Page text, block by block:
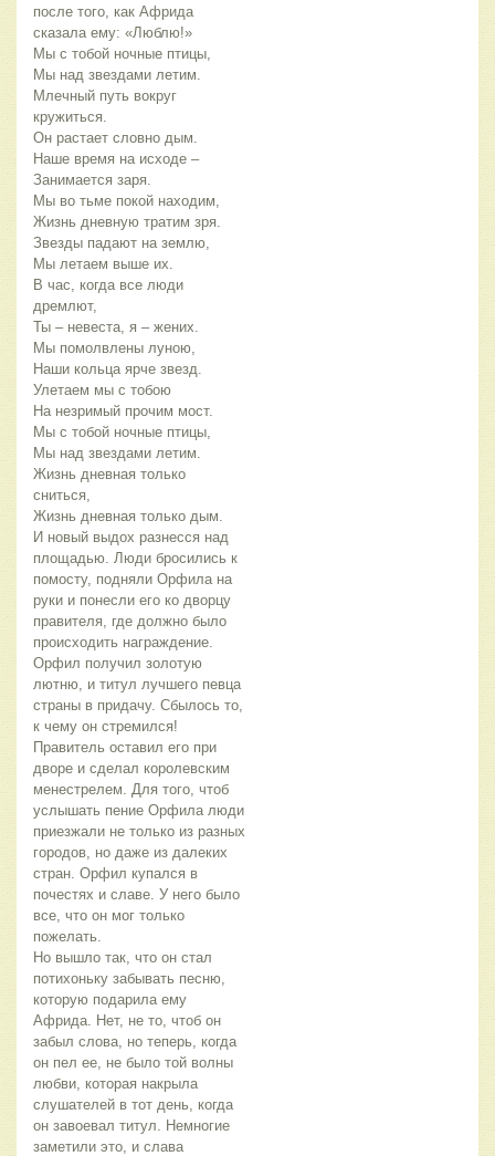
после того, как Африда
сказала ему: «Люблю!»
Мы с тобой ночные птицы,
Мы над звездами летим.
Млечный путь вокруг
кружиться.
Он растает словно дым.
Наше время на исходе –
Занимается заря.
Мы во тьме покой находим,
Жизнь дневную тратим зря.
Звезды падают на землю,
Мы летаем выше их.
В час, когда все люди
дремлют,
Ты – невеста, я – жених.
Мы помолвлены луною,
Наши кольца ярче звезд.
Улетаем мы с тобою
На незримый прочим мост.
Мы с тобой ночные птицы,
Мы над звездами летим.
Жизнь дневная только
сниться,
Жизнь дневная только дым.
И новый выдох разнесся над
площадью. Люди бросились к
помосту, подняли Орфила на
руки и понесли его ко дворцу
правителя, где должно было
происходить награждение.
Орфил получил золотую
лютню, и титул лучшего певца
страны в придачу. Сбылось то,
к чему он стремился!
Правитель оставил его при
дворе и сделал королевским
менестрелем. Для того, чтоб
услышать пение Орфила люди
приезжали не только из разных
городов, но даже из далеких
стран. Орфил купался в
почестях и славе. У него было
все, что он мог только
пожелать.
Но вышло так, что он стал
потихоньку забывать песню,
которую подарила ему
Африда. Нет, не то, чтоб он
забыл слова, но теперь, когда
он пел ее, не было той волны
любви, которая накрыла
слушателей в тот день, когда
он завоевал титул. Немногие
заметили это, и слава